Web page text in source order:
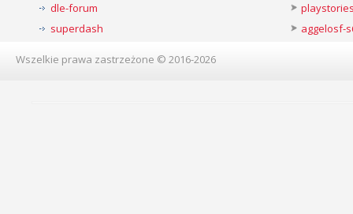
dle-forum
superdash
aggelosf-
Wszelkie prawa zastrzeżone © 2016-2026